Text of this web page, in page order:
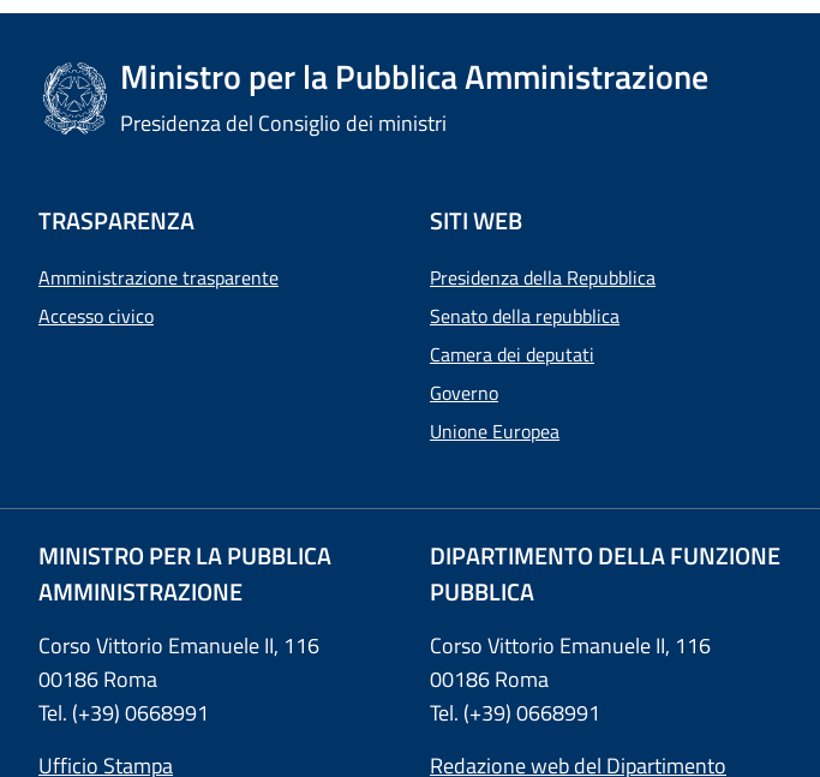
Ministro per la Pubblica Amministrazione
Presidenza del Consiglio dei ministri
TRASPARENZA
Amministrazione trasparente
Accesso civico
SITI WEB
Presidenza della Repubblica
Senato della repubblica
Camera dei deputati
Governo
Unione Europea
MINISTRO PER LA PUBBLICA
AMMINISTRAZIONE
Corso Vittorio Emanuele II, 116
00186 Roma
Tel. (+39) 0668991
Ufficio Stampa
DIPARTIMENTO DELLA FUNZIONE
PUBBLICA
Corso Vittorio Emanuele II, 116
00186 Roma
Tel. (+39) 0668991
Redazione web del Dipartimento